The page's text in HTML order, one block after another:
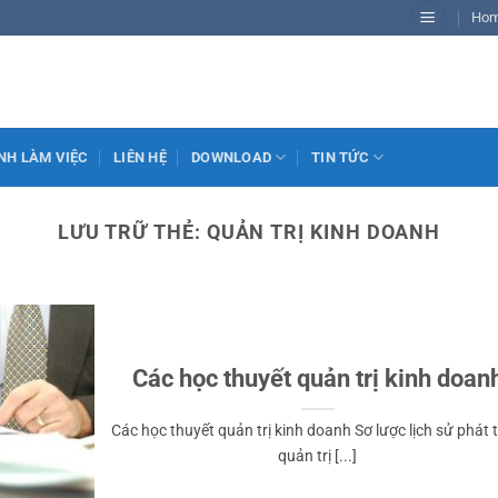
LÀM VIỆC LIÊN HỆ DOWNLOAD TIN TỨC
LƯU TRỮ THẺ: QUẢN TRỊ KINH DOANH
Các học thuyết quản trị kinh
Các học thuyết quản trị kinh doanh Sơ lược lịch sử phát
quản trị [...]